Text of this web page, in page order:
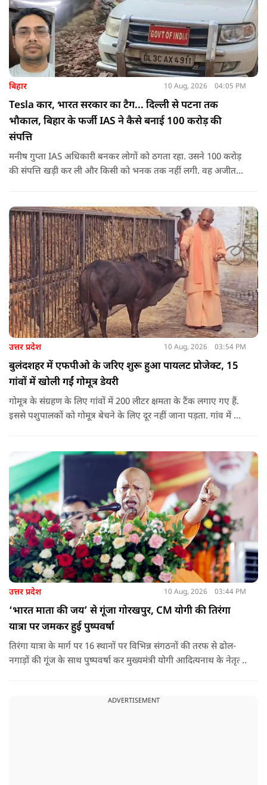
बिहार 10 Aug, 2026 04:05 PM
Tesla कार, भारत सरकार का टैग... दिल्ली से पटना तक
भौकाल, बिहार के फर्जी IAS ने कैसे बनाई 100 करोड़ की
संपत्ति
मनीष गुप्ता IAS अधिकारी बनकर लोगों को ठगता रहा. उसने 100 करोड़
की संपत्ति खड़ी कर ली और किसी को भनक तक नहीं लगी. वह अजीत
उत्तर प्रदेश 10 Aug, 2026 03:54 PM
बुलंदशहर में एफपीओ के जरिए शुरू हुआ पायलट प्रोजेक्ट, 15
गांवों में खोली गईं गोमूत्र डेयरी
गोमूत्र के संग्रहण के लिए गांवों में 200 लीटर क्षमता के टैंक लगाए गए हैं.
इससे पशुपालकों को गोमूत्र बेचने के लिए दूर नहीं जाना पड़ता. गांव में ही
आसान हुआ है.
उत्तर प्रदेश 10 Aug, 2026 03:44 PM
‘भारत माता की जय’ से गूंजा गोरखपुर, CM योगी की तिरंगा
यात्रा पर जमकर हुई पुष्पवर्षा
तिरंगा यात्रा के मार्ग पर 16 स्थानों पर विभिन्न संगठनों की तरफ से ढोल-
नगाड़ों की गूंज के साथ पुष्पवर्षा कर मुख्यमंत्री योगी आदित्यनाथ के नेतृत्व
ADVERTISEMENT